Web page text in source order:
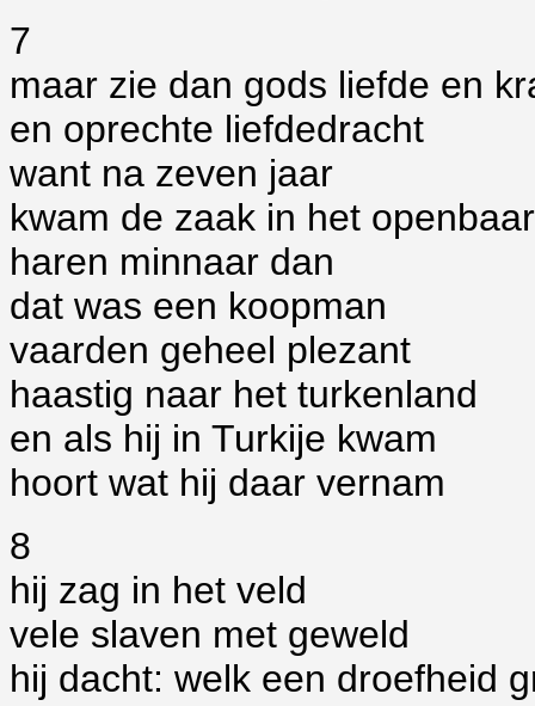
7
maar zie dan gods liefde en
en oprechte liefdedracht
want na zeven jaar
kwam de zaak in het openbaar
haren minnaar dan
dat was een koopman
vaarden geheel plezant
haastig naar het turkenland
en als hij in Turkije kwam
hoort wat hij daar vernam
8
hij zag in het veld
vele slaven met geweld
hij dacht: welk een droefheid